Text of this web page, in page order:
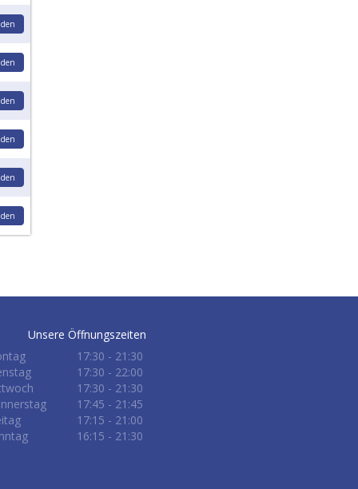
Unsere Öffnungszeiten
17:30 - 21:30
17:30 - 22:00
17:30 - 21:30
17:45 - 21:45
17:15 - 21:00
16:15 - 21:30